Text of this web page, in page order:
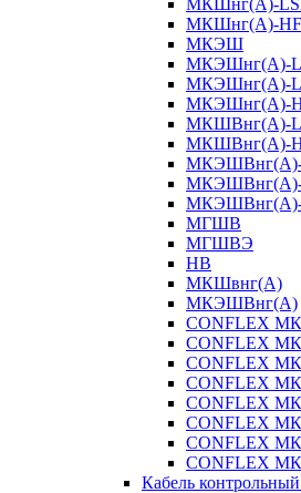
МКШнг(А)-
МКШнг(А)-HF
МКЭШ
МКЭШнг(А)-
МКЭШнг(А)-
МКЭШнг(А)-
МКШВнг(A)-
МКШВнг(А)-
МКЭШВнг(A)-
МГШВ
МГШВЭ
НВ
МКШвнг(А)
МКЭШВнг(А)
CONFLEX
CONFLEX
CONFLEX
CONFLEX
CONFLEX
CONFLEX
CONFLEX
CONFLEX
Кабель контрольный